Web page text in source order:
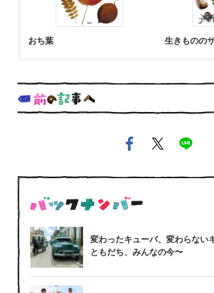
おち葉 生きものの
変わったキューバ、変わらな
ともだち、みんなの今〜